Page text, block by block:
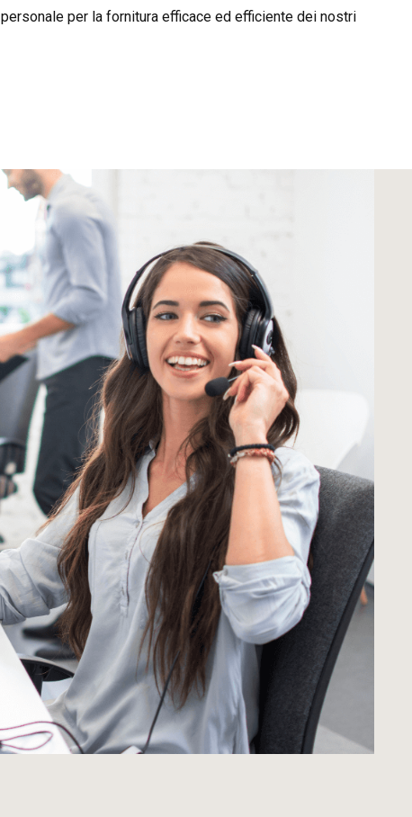
per la fornitura efficace ed efficiente dei nostri